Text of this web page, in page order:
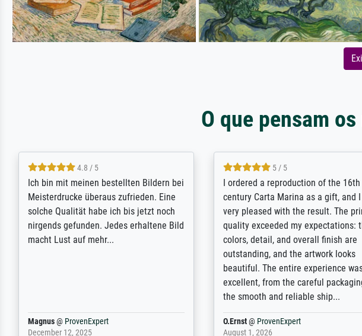
O que pensam
5 / 5
Rundum positive Erfahrung. Die
Ausführung des Auftrags hat eine Weile
gedauert, die angekündigte Lieferzeit
wurde aber letztlich sogar etwas
unterschritten. Die Qualität des Papiers
Dr.@ProvenExpert
February 3, 2026
5 / 5
The team at Meisterdrucke strives to
meet its clients demands, and
expert advice on how to obtain the
results for the prints requested by
client. The company has a vast
repertoire of prints to choose from,
will provide excellent service also
regards to prints which are not in
repertoire. Highly recommended!
Anonym@ProvenExpert
April 22, 2026